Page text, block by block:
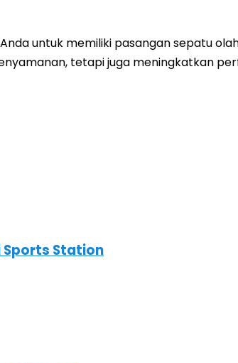
untuk memiliki pasangan sepatu
tetapi juga meningkatkan
Sports Station